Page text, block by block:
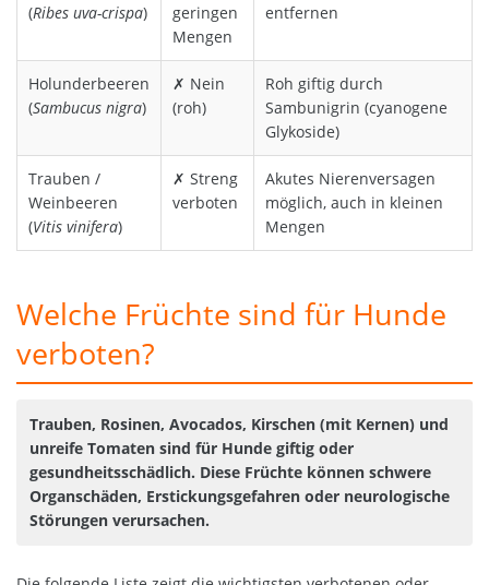
(Ribes uva-crispa)
geringen
Mengen
entfernen
Holunderbeeren
(Sambucus nigra)
✗ Nein
(roh)
Roh giftig durch
Sambunigrin (cyanogene
Glykoside)
Trauben /
Weinbeeren
(Vitis vinifera)
✗ Streng
verboten
Akutes Nierenversagen
möglich, auch in kleinen
Mengen
Welche Früchte sind für Hunde
verboten?
Trauben, Rosinen, Avocados, Kirschen (mit Kernen) und
unreife Tomaten sind für Hunde giftig oder
gesundheitsschädlich. Diese Früchte können schwere
Organschäden, Erstickungsgefahren oder neurologische
Störungen verursachen.